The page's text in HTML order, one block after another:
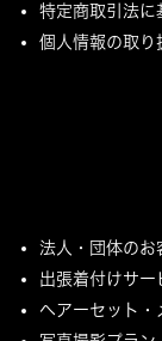
特定商取引法に
個人情報の取り
法人・団体のお
出張着付けサー
ヘアーセット・